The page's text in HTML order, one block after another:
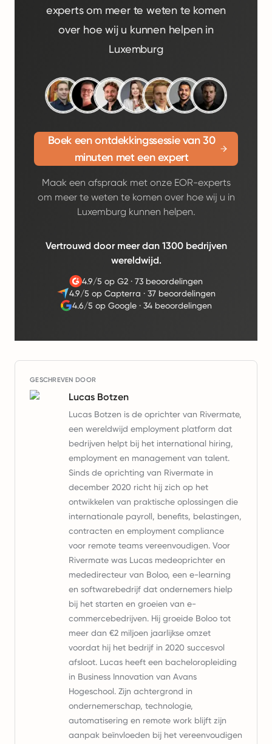
experts om meer te weten te komen
over hoe wij u kunnen helpen in
Luxemburg
Boek een ontdekkingssessie van 30
minuten met een expert
Maak een afspraak met onze EOR-experts
om meer te weten te komen over hoe wij u in
Luxemburg kunnen helpen.
Vertrouwd door meer dan 1300 bedrijven
wereldwijd.
4.9/5 op G2· 73 beoordelingen
4.9/5 op Capterra · 37 beoordelingen
4.6/5 op Google ·34 beoordelingen
GESCHREVEN DOOR
Lucas Botzen
Lucas Botzen is de oprichter van Rivermate,
een wereldwijd employment platform dat
bedrijven helpt bij het international hiring,
employment en management van talent.
Sinds de oprichting van Rivermate in
december 2020 richt hij zich op het
ontwikkelen van praktische oplossingen die
internationale payroll, benefits, belastingen,
contracten en employment compliance
voor remote teams vereenvoudigen. Voor
Rivermate was Lucas medeoprichter en
mededirecteur van Boloo, een e-learning
en softwarebedrijf dat ondernemers hielp
bij het starten en groeien van e-
commercebedrijven. Hij groeide Boloo tot
meer dan €2 miljoen jaarlijkse omzet
voordat hij het bedrijf in 2020 succesvol
afsloot. Lucas heeft een bacheloropleiding
in Business Innovation van Avans
Hogeschool. Zijn achtergrond in
ondernemerschap, technologie,
automatisering en remote work blijft zijn
aanpak beïnvloeden bij het vereenvoudigen